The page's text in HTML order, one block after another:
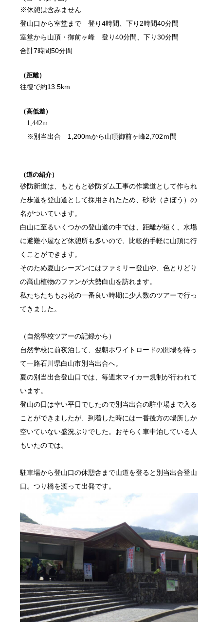
※休憩は含みません
登山口から室堂まで 登り4時間、下り2時間40分間
室堂から山頂・御前ヶ峰 登り40分間、下り30分間
合計7時間50分間
（距離）
往復で約13.5km
（高低差）
1,442m
※別当出合 1,200mから山頂御前ヶ峰2,702ｍ間
（道の紹介）
砂防新道は、もともと砂防ダム工事の作業道として作られ
た歩道を登山道として採用されたため、砂防（さぼう）の
名がついています。
白山に至るいくつかの登山道の中では、距離が短く、水場
に避難小屋など休憩所も多いので、比較的手軽に山頂に行
くことができます。
そのため夏山シーズンにはファミリー登山や、色とりどり
の高山植物のファンが大勢白山を訪れます。
私たちたちもお花の一番良い時期に少人数のツアーで行っ
てきました。
（自然學校ツアーの記録から）
自然学校に前夜泊して、翌朝ホワイトロードの開場を待っ
て一路石川県白山市別当出合へ。
夏の別当出合登山口では、毎週末マイカー規制が行われて
います。
登山の日は幸い平日でしたので別当出合の駐車場まで入る
ことができましたが、到着した時には一番後方の場所しか
空いていない盛況ぶりでした。おそらく車中泊している人
もいたのでは。
駐車場から登山口の休憩舎まで山道を登ると別当出合登山
口。つり橋を渡って出発です。